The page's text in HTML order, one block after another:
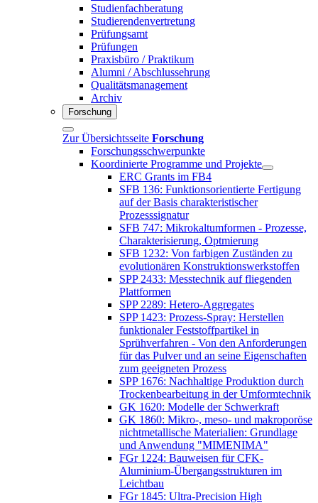
Studienfachberatung
Studierendenvertretung
Prüfungsamt
Prüfungen
Praxisbüro / Praktikum
Alumni / Abschlussehrung
Qualitätsmanagement
Archiv
Forschung
Zur Übersichtsseite Forschung
Forschungsschwerpunkte
Koordinierte Programme und Projekte
ERC Grants im FB4
SFB 136: Funktionsorientierte Fertigung
auf der Basis charakteristischer
Prozesssignatur
SFB 747: Mikrokaltumformen - Prozesse,
Charakterisierung, Optmierung
SFB 1232: Von farbigen Zuständen zu
evolutionären Konstruktionswerkstoffen
SPP 2433: Messtechnik auf fliegenden
Plattformen
SPP 2289: Hetero-Aggregates
SPP 1423: Prozess-Spray: Herstellen
funktionaler Feststoffpartikel in
Sprühverfahren - Von den Anforderungen
für das Pulver und an seine Eigenschaften
zum geeigneten Prozess
SPP 1676: Nachhaltige Produktion durch
Trockenbearbeitung in der Umformtechnik
GK 1620: Modelle der Schwerkraft
GK 1860: Mikro-, meso- und makroporöse
nichtmetallische Materialien: Grundlage
und Anwendung "MIMENIMA"
FGr 1224: Bauweisen für CFK-
Aluminium-Übergangsstrukturen im
Leichtbau
FGr 1845: Ultra-Precision High